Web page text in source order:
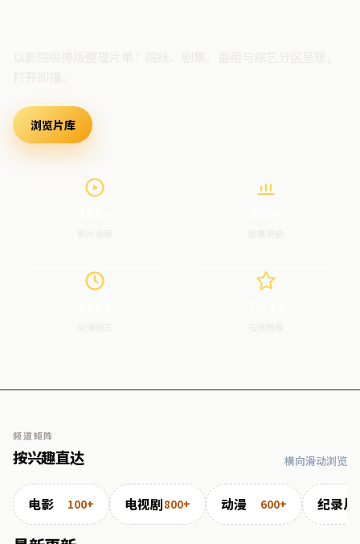
浏览片库
频道矩阵
按兴趣直达 横向滑动浏览
电影 100+ 电视剧800+ 动漫 600+ 纪录片